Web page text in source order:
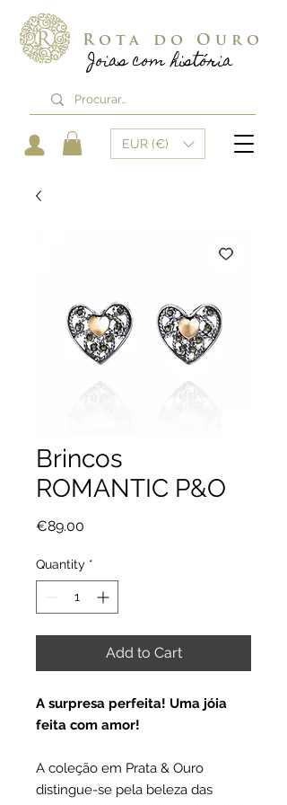
Joias com história
Rota do Ouro
EUR (€)
Brincos
ROMANTIC P&O
€89.00
Quantity *
Add to Cart
A surpresa perfeita! Uma jóia
feita com amor!
A coleção em Prata & Ouro
distingue-se pela beleza das